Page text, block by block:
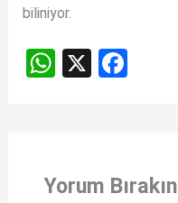
biliniyor.
W
A
X F
o
Yorum Bırakın